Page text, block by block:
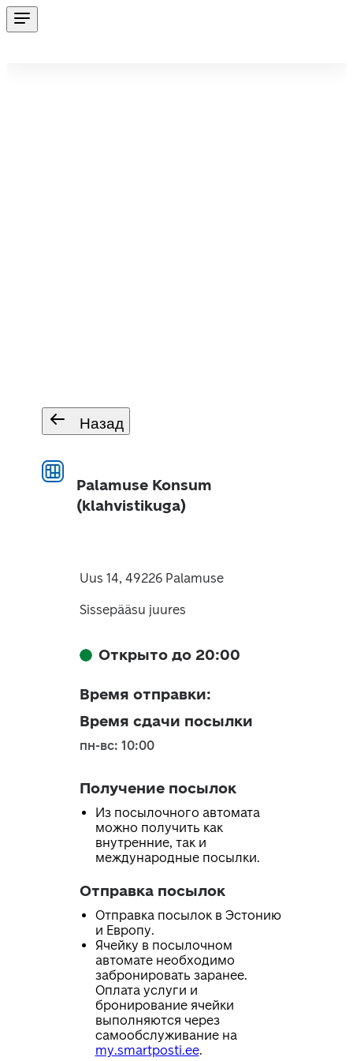
Назад
Palamuse Konsum
(klahvistikuga)
Uus 14, 49226 Palamuse
Sissepääsu juures
Открыто до 20:00
Время отправки:
Время сдачи посылки
пн-вс: 10:00
Получение посылок
Из посылочного автомата
можно получить как
внутренние, так и
международные посылки.
Отправка посылок
Отправка посылок в Эстонию
и Европу.
Ячейку в посылочном
автомате необходимо
забронировать заранее.
Оплата услуги и
бронирование ячейки
выполняются через
самообслуживание на
my.smartposti.ee.